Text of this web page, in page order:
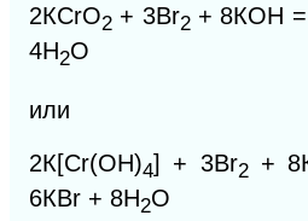
2КСrO2 + 3Вr2+ 8КОН =
4Н2O
или
2К[Сr(ОН)4] + 3Br2+
6КВr + 8Н2O